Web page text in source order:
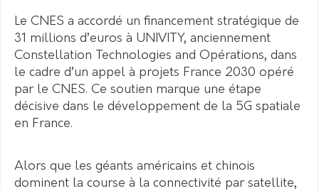
Le CNES a accordé un financement stratégique de
31 millions d’euros à UNIVITY, anciennement
Constellation Technologies and Opérations, dans
le cadre d’un appel à projets France 2030 opéré
par le CNES. Ce soutien marque une étape
décisive dans le développement de la 5G spatiale
en France.
Alors que les géants américains et chinois
dominent la course à la connectivité par satellite,